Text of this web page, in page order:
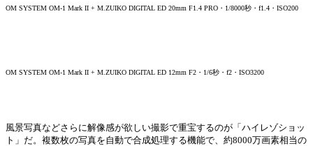
OM SYSTEM OM-1 Mark II + M.ZUIKO DIGITAL ED 20mm F1.4 PRO・1/8000秒・f1.4・ISO200
OM SYSTEM OM-1 Mark II + M.ZUIKO DIGITAL ED 12mm F2・1/6秒・f2・ISO3200
風景写真などさらに解像感が欲しい撮影で重宝するのが「ハイレゾショッ
ト」だ。複数枚の写真を自動で合成処理する機能で、約8000万画素相当の